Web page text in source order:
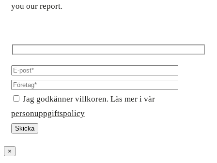
you our report.
Jag godkänner villkoren. Läs mer i vår
personuppgiftspolicy
×